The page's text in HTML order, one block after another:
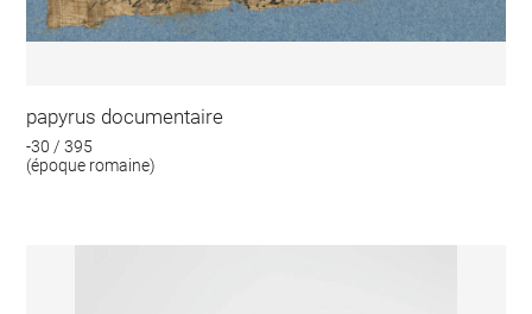
papyrus documentaire
-30 / 395
(époque romaine)